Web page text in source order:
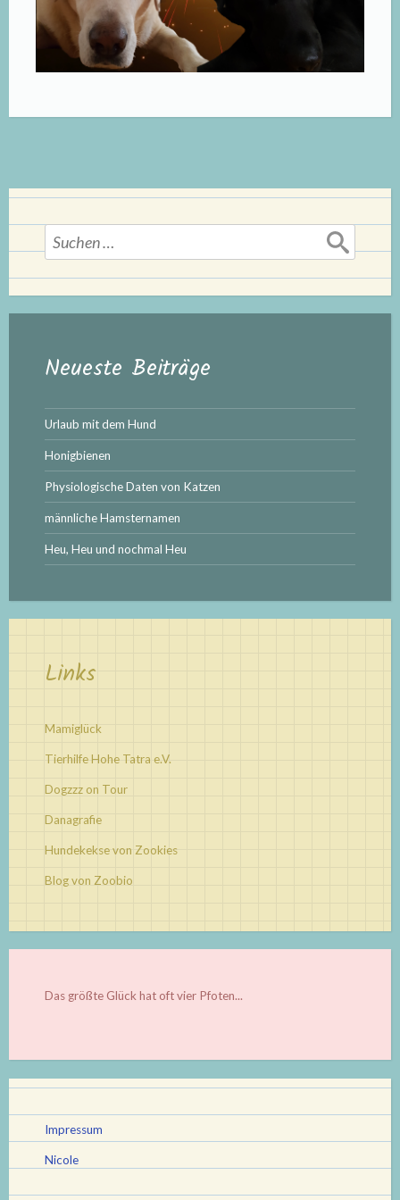
Suchen
nach:
Neueste Beiträge
Urlaub mit dem Hund
Honigbienen
Physiologische Daten von Katzen
männliche Hamsternamen
Heu, Heu und nochmal Heu
Links
Mamiglück
Tierhilfe Hohe Tatra e.V.
Dogzzz on Tour
Danagrafie
Hundekekse von Zookies
Blog von Zoobio
Das größte Glück hat oft vier Pfoten...
Impressum
Nicole